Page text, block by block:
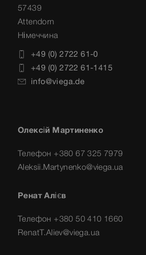
57439
Attendorn
Німеччина
+49 (0) 2722 61-0
+49 (0) 2722 61-1415
info@viega.de
Олексій Мартиненко
Телефон +380 67 325 7979
Aleksii.Martynenko@viega.ua
Ренат Алієв
Телефон +380 50 410 1660
RenatT.Aliev@viega.ua